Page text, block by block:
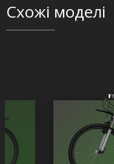
Схожі моделі